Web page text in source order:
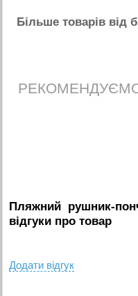
Бiльше товарiв вiд
Пляжний рушник-
вiдгуки про товар
Додати вiдгук